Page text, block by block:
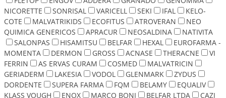
NICORETTE
SONRISAL VARICELL SEKI IFAL
KELO-
COTE
MALVATRIKIDS ECOFITUS ATROVERAN
NEO
QUIMICA GENERICOS
APRACUR NEOSALDINA
NATIVITA
SALONPAS
HISAMITSU BELFAR HEXAL
EUROFARMA -
MOMENTA
DERMON GROSS ACNASE THERACNE
VI
FERRIN
AS ERVAS CURAM COSMED
MALVATRICIN
GERIADERM
LAKESIA VODOL GLENMARK
ZYDUS
DORDENTE
SUPERA FARMA FQM BELAMY
EQUALIV
KLASS VOUGH
ENOX MARCO BONI BELFAR LTDA
CAZI